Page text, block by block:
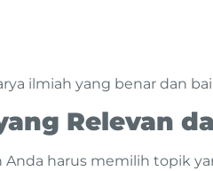
ilmiah yang benar dan
Relevan
Anda harus memilih topik